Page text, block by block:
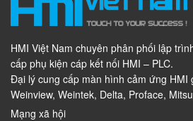
HMI Việt Nam chuyên phân phối lập
cấp phụ kiện cáp kết nối HMI – PLC.
Đại lý cung cấp màn hình cảm ứng HMI
Weinview, Weintek, Delta, Proface,
Mạng xã hội